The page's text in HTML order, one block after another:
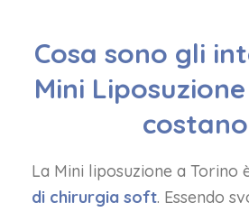
Cosa sono gli
Mini
La Mini liposuzione a Torino
di chirurgia soft. Essendo